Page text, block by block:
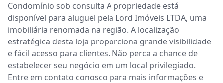
Condomínio sob consulta A propriedade está
disponível para aluguel pela Lord Imóveis LTDA, uma
imobiliária renomada na região. A localização
estratégica desta loja proporciona grande visibilidade
e fácil acesso para clientes. Não perca a chance de
estabelecer seu negócio em um local privilegiado.
Entre em contato conosco para mais informações e